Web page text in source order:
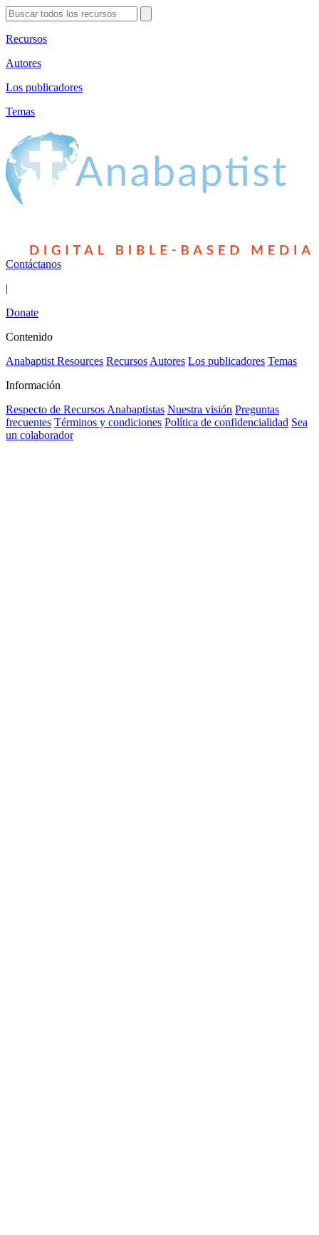
Recursos
Autores
Los publicadores
Temas
Contáctanos
|
Donate
Contenido
Anabaptist Resources Recursos Autores Los publicadores Temas
Información
Respecto de Recursos Anabaptistas Nuestra visión Preguntas
frecuentes Términos y condiciones Política de confidencialidad Sea
un colaborador